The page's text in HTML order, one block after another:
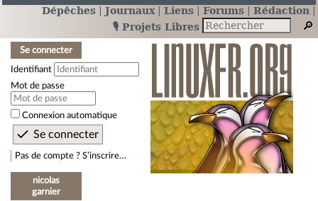
Dépêches Journaux Liens Forums
Rédaction
🎙️ Projets Libres
Se connecter
Identifiant
Mot de passe
Connexion automatique
Pas de compte ? S’inscrire…
nicolas
garnier